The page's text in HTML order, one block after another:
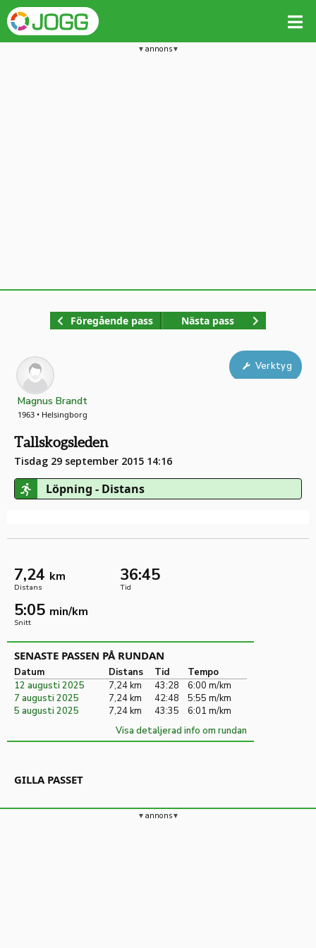
annons
Föregående pass Nästa pass
Magnus Brandt
1963 • Helsingborg
Tallskogsleden
Tisdag 29 september 2015 14:16
Löpning - Distans
Verktyg
7,24 km
Distans
36:45
Tid
5:05 min/km
Snitt
SENASTE PASSEN PÅ RUNDAN
Datum Distans Tid
Tempo
12 augusti 2025
7,24 km 43:28
6:00 m/km
7 augusti 2025
7,24 km 42:48
5:55 m/km
5 augusti 2025
7,24 km 43:35
6:01 m/km
Visa detaljerad info om rundan
GILLA PASSET
annons